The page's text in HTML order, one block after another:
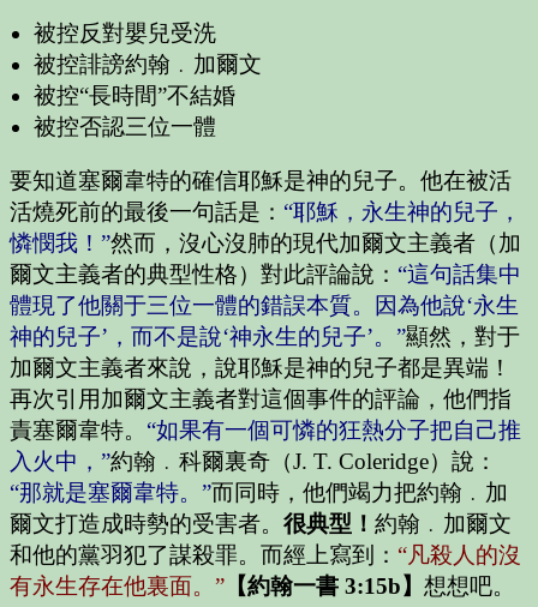
被控反對嬰兒受洗
被控誹謗約翰﹒加爾文
被控“長時間”不結婚
被控否認三位一體
要知道塞爾韋特的確信耶穌是神的兒子。他在被活
活燒死前的最後一句話是： “耶穌，永生神的兒子，
憐憫我！”然而，沒心沒肺的現代加爾文主義者（加
爾文主義者的典型性格）對此評論說： “這句話集中
體現了他關于三位一體的錯誤本質。因為他說‘永生
神的兒子’，而不是說‘神永生的兒子’。”顯然，對于
加爾文主義者來說，說耶穌是神的兒子都是異端！
再次引用加爾文主義者對這個事件的評論，他們指
責塞爾韋特。 “如果有一個可憐的狂熱分子把自己推
入火中，”約翰﹒科爾裏奇（J. T. Coleridge）說：
“那就是塞爾韋特。”而同時，他們竭力把約翰﹒加
爾文打造成時勢的受害者。 很典型！ 約翰﹒加爾文
和他的黨羽犯了謀殺罪。而經上寫到： “凡殺人的沒
有永生存在他裏面。” 【約翰一書 3:15b】 想想吧。